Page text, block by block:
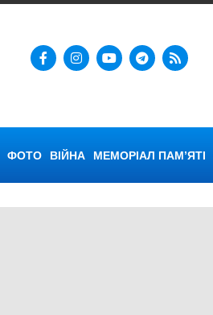
ФОТО ВІЙНА МЕМОРІАЛ ПАМ’ЯТІ